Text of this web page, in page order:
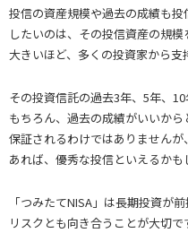
投信の資産規模や過去の成績も
したいのは、その投信資産の規
大きいほど、多くの投資家から支
その投資信託の過去3年、5年、
もちろん、過去の成績がいいか
保証されるわけではありません
あれば、優秀な投信といえるかも
「つみたてNISA」は長期投資が
リスクとも向き合うことが大切